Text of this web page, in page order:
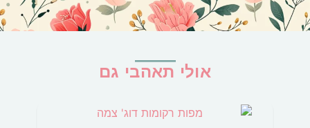
אולי תאהבי גם